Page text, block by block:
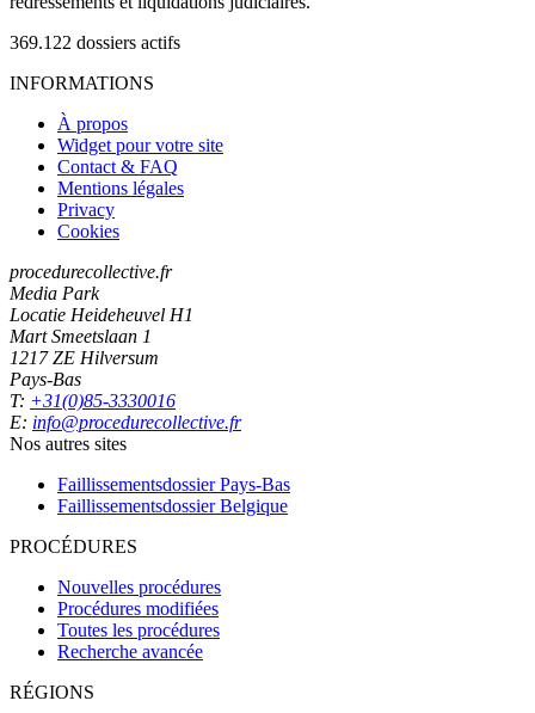
369.122 dossiers actifs
INFORMATIONS
À propos
Widget pour votre site
Contact & FAQ
Mentions légales
Privacy
Cookies
procedurecollective.fr
Media Park
Locatie Heideheuvel H1
Mart Smeetslaan 1
1217 ZE Hilversum
Pays-Bas
T: +31(0)85-3330016
E: info@procedurecollective.fr
Nos autres sites
Faillissementsdossier Pays-Bas
Faillissementsdossier Belgique
PROCÉDURES
Nouvelles procédures
Procédures modifiées
Toutes les procédures
Recherche avancée
RÉGIONS